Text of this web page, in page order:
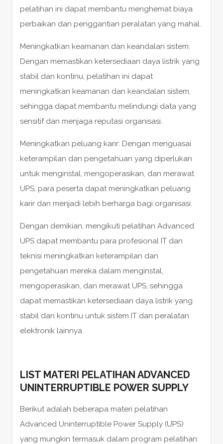
pelatihan ini dapat membantu menghemat biaya
perbaikan dan penggantian peralatan yang mahal.
Meningkatkan keamanan dan keandalan sistem:
Dengan memastikan ketersediaan daya listrik yang
stabil dan kontinu, pelatihan ini dapat
meningkatkan keamanan dan keandalan sistem,
sehingga dapat membantu melindungi data yang
sensitif dan menjaga reputasi organisasi.
Meningkatkan peluang karir: Dengan menguasai
keterampilan dan pengetahuan yang diperlukan
untuk menginstal, mengoperasikan, dan merawat
UPS, para peserta dapat meningkatkan peluang
karir dan menjadi lebih berharga bagi organisasi.
Dengan demikian, mengikuti pelatihan Advanced
UPS dapat membantu para profesional IT dan
teknisi meningkatkan keterampilan dan
pengetahuan mereka dalam menginstal,
mengoperasikan, dan merawat UPS, sehingga
dapat memastikan ketersediaan daya listrik yang
stabil dan kontinu untuk sistem IT dan peralatan
elektronik lainnya.
LIST MATERI PELATIHAN ADVANCED
UNINTERRUPTIBLE POWER SUPPLY
Berikut adalah beberapa materi pelatihan
Advanced Uninterruptible Power Supply (UPS)
yang mungkin termasuk dalam program pelatihan: